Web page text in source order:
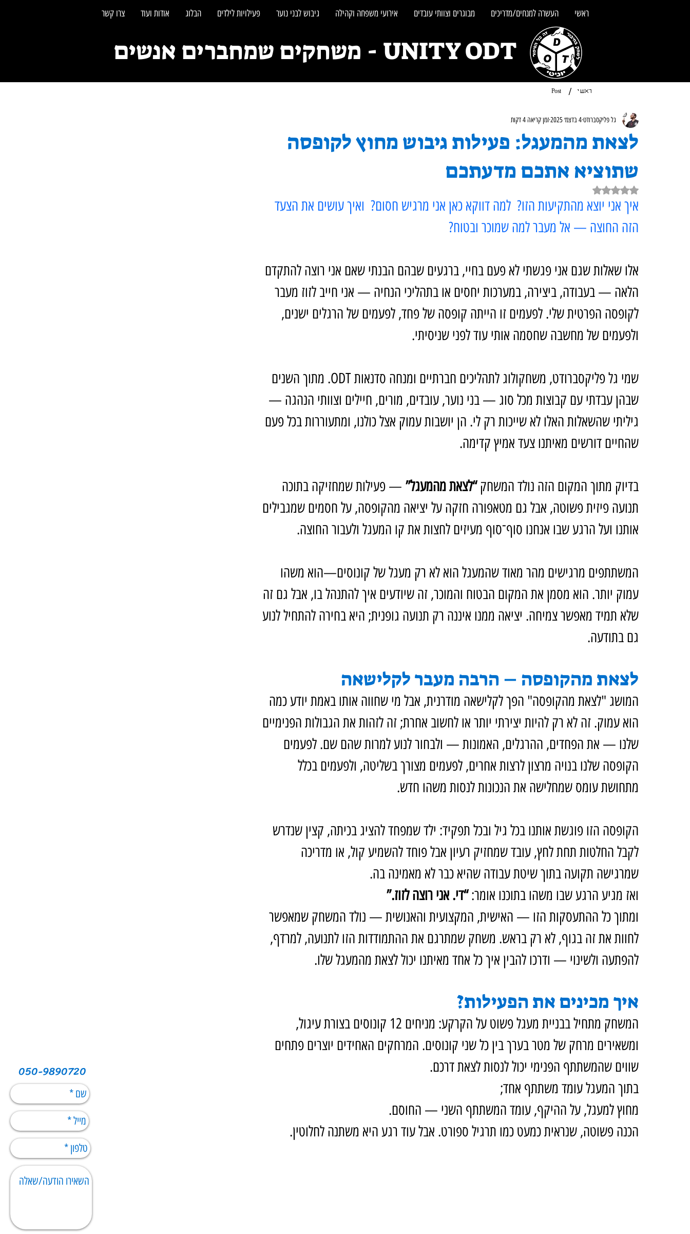
UNITY ODT - משחקים שמחברים אנשים
ראשי העשרה למנחים/מדריכים מבוגרים וצוותי עובדים אירועי משפחה וקהילה גיבוש לבני נוער פעילויות לילדים הבלוג אודות ועוד צרו קשר
050-9890720
ראשי /
Post
לצאת מהמעגל: פעילות גיבוש מחוץ לקופסה
שתוציא אתכם מדעתכם
גל פליקסברודט4 בדצמ׳ 2025 זמן קריאה 4 דקות
דירוג של NaN מתוך 5 כוכבים
איך אני יוצא מהתקיעות הזו?  למה דווקא כאן אני מרגיש חסום?  ואיך עושים את הצעד
הזה החוצה — אל מעבר למה שמוכר ובטוח?
אלו שאלות שגם אני פגשתי לא פעם בחיי, ברגעים שבהם הבנתי שאם אני רוצה להתקדם
הלאה — בעבודה, ביצירה, במערכות יחסים או בתהליכי הנחיה — אני חייב לזוז מעבר
לקופסה הפרטית שלי. לפעמים זו הייתה קופסה של פחד, לפעמים של הרגלים ישנים,
ולפעמים של מחשבה שחסמה אותי עוד לפני שניסיתי.
שמי גל פליקסברודט, משחקולוג לתהליכים חברתיים ומנחה סדנאות ODT. מתוך השנים
שבהן עבדתי עם קבוצות מכל סוג — בני נוער, עובדים, מורים, חיילים וצוותי הנהגה —
גיליתי שהשאלות האלו לא שייכות רק לי. הן יושבות עמוק אצל כולנו, ומתעוררות בכל פעם
שהחיים דורשים מאיתנו צעד אמיץ קדימה.
בדיוק מתוך המקום הזה נולד המשחק “לצאת מהמעגל” — פעילות שמחזיקה בתוכה
תנועה פיזית פשוטה, אבל גם מטאפורה חזקה על יציאה מהקופסה, על חסמים שמגבילים
אותנו ועל הרגע שבו אנחנו סוף־סוף מעיזים לחצות את קו המעגל ולעבור החוצה.
המשתתפים מרגישים מהר מאוד שהמעגל הוא לא רק מעגל של קונוסים—הוא משהו
עמוק יותר. הוא מסמן את המקום הבטוח והמוכר, זה שיודעים איך להתנהל בו, אבל גם זה
שלא תמיד מאפשר צמיחה. יציאה ממנו איננה רק תנועה גופנית; היא בחירה להתחיל לנוע
גם בתודעה.
לצאת מהקופסה – הרבה מעבר לקלישאה
המושג "לצאת מהקופסה" הפך לקלישאה מודרנית, אבל מי שחווה אותו באמת יודע כמה
הוא עמוק. זה לא רק להיות יצירתי יותר או לחשוב אחרת; זה לזהות את הגבולות הפנימיים
שלנו — את הפחדים, ההרגלים, האמונות — ולבחור לנוע למרות שהם שם. לפעמים
הקופסה שלנו בנויה מרצון לרצות אחרים, לפעמים מצורך בשליטה, ולפעמים בכלל
מתחושת עומס שמחלישה את הנכונות לנסות משהו חדש.
הקופסה הזו פוגשת אותנו בכל גיל ובכל תפקיד: ילד שמפחד להציג בכיתה, קצין שנדרש
לקבל החלטות תחת לחץ, עובד שמחזיק רעיון אבל פוחד להשמיע קול, או מדריכה
שמרגישה תקועה בתוך שיטת עבודה שהיא כבר לא מאמינה בה.
ואז מגיע הרגע שבו משהו בתוכנו אומר: “די. אני רוצה לזוז.”
ומתוך כל ההתעסקות הזו — האישית, המקצועית והאנושית — נולד המשחק שמאפשר
לחוות את זה בגוף, לא רק בראש. משחק שמתרגם את ההתמודדות הזו לתנועה, למרדף,
להפתעה ולשינוי — ודרכו להבין איך כל אחד מאיתנו יכול לצאת מהמעגל שלו.
איך מכינים את הפעילות?
המשחק מתחיל בבניית מעגל פשוט על הקרקע: מניחים 12 קונוסים בצורת עיגול,
ומשאירים מרחק של מטר בערך בין כל שני קונוסים. המרחקים האחידים יוצרים פתחים
שווים שהמשתתף הפנימי יכול לנסות לצאת דרכם.
בתוך המעגל עומד משתתף אחד;
מחוץ למעגל, על ההיקף, עומד המשתתף השני — החוסם.
הכנה פשוטה, שנראית כמעט כמו תרגיל ספורט. אבל עוד רגע היא משתנה לחלוטין.